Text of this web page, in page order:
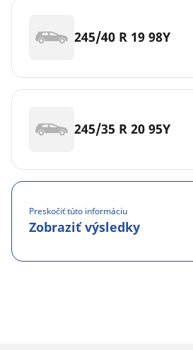
245/40 R 19 98Y
245/35 R 20 95Y
Preskočiť túto informáciu
Zobraziť výsledky